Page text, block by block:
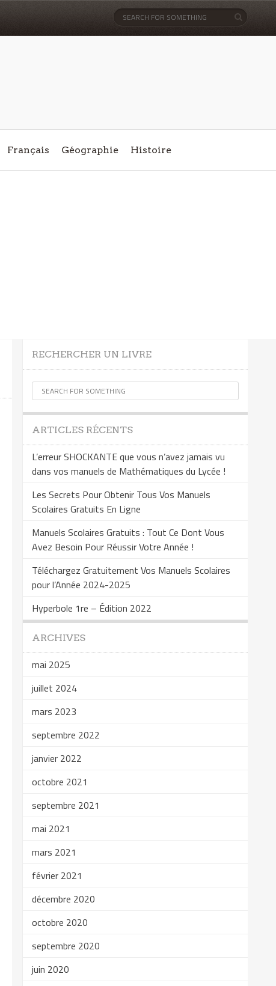
Français Géographie Histoire
RECHERCHER UN LIVRE
ARTICLES RÉCENTS
L’erreur SHOCKANTE que vous n’avez jamais vu
dans vos manuels de Mathématiques du Lycée !
Les Secrets Pour Obtenir Tous Vos Manuels
Scolaires Gratuits En Ligne
Manuels Scolaires Gratuits : Tout Ce Dont Vous
Avez Besoin Pour Réussir Votre Année !
Téléchargez Gratuitement Vos Manuels Scolaires
pour l’Année 2024-2025
Hyperbole 1re – Édition 2022
ARCHIVES
mai 2025
juillet 2024
mars 2023
septembre 2022
janvier 2022
octobre 2021
septembre 2021
mai 2021
mars 2021
février 2021
décembre 2020
octobre 2020
septembre 2020
juin 2020